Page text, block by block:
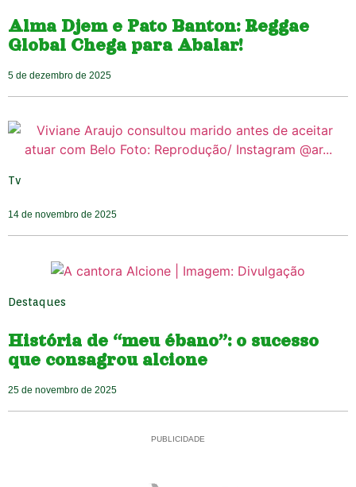
Alma Djem e Pato Banton: Reggae
Global Chega para Abalar!
5 de dezembro de 2025
Tv
14 de novembro de 2025
Destaques
História de “meu ébano”: o sucesso
que consagrou alcione
25 de novembro de 2025
PUBLICIDADE